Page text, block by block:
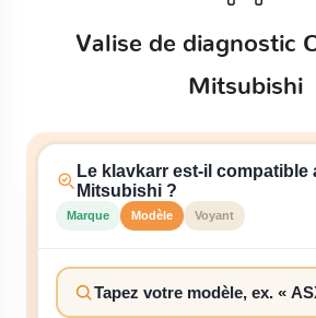
Valise de diagnostic
Mitsubishi
Le klavkarr est-il compatible
Mitsubishi ?
Marque Modèle Voyant